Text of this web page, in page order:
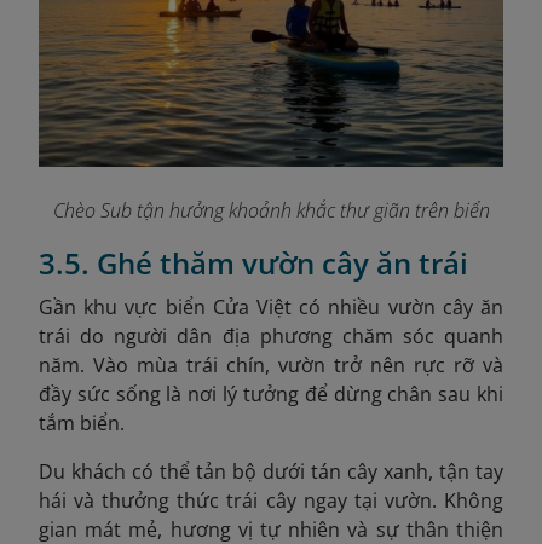
Chèo Sub tận hưởng khoảnh khắc thư giãn trên biển
3.5. Ghé thăm vườn cây ăn trái
Gần khu vực biển Cửa Việt có nhiều vườn cây ăn
trái do người dân địa phương chăm sóc quanh
năm. Vào mùa trái chín, vườn trở nên rực rỡ và
đầy sức sống là nơi lý tưởng để dừng chân sau khi
tắm biển.
Du khách có thể tản bộ dưới tán cây xanh, tận tay
hái và thưởng thức trái cây ngay tại vườn. Không
gian mát mẻ, hương vị tự nhiên và sự thân thiện